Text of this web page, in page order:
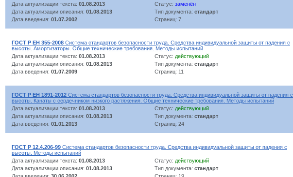
Дата актуализации текста: 01.08.2013 Статус: заменён
Дата актуализации описания: 01.08.2013 Тип документа: стандарт
Дата введения: 01.07.2002 Страниц: 7
ГОСТ Р ЕН 355-2008 Система стандартов безопасности труда. Средства индивидуальной защиты от падения с
высоты. Амортизаторы. Общие технические требования. Методы испытаний
Дата актуализации текста: 01.08.2013 Статус: действующий
Дата актуализации описания: 01.08.2013 Тип документа: стандарт
Дата введения: 01.07.2009 Страниц: 11
ГОСТ Р ЕН 1891-2012 Система стандартов безопасности труда. Средства индивидуальной защиты от падения с
высоты. Канаты с сердечником низкого растяжения. Общие технические требования. Методы испытаний
Дата актуализации текста: 01.08.2013 Статус: действующий
Дата актуализации описания: 01.08.2013 Тип документа: стандарт
Дата введения: 01.01.2013 Страниц: 24
ГОСТ Р 12.4.206-99 Система стандартов безопасности труда. Средства индивидуальной защиты от падения с
высоты. Методы испытаний
Дата актуализации текста: 01.08.2013 Статус: действующий
Дата актуализации описания: 01.08.2013 Тип документа: стандарт